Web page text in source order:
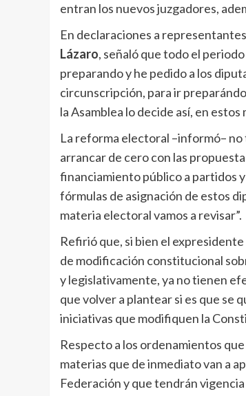
entran los nuevos juzgadores,
En declaraciones a
Lázaro, señaló que todo el
preparando y he pedido a los
circunscripción, para ir
la Asamblea lo decide así, en
La reforma electoral –informó– no
arrancar de cero con las
financiamiento público a partidos
fórmulas de asignación de estos
materia electoral vamos a revisar”.
Refirió que, si bien el
de modificación constitucional
y legislativamente, ya no tienen
que volver a plantear si es que se
iniciativas que modifiquen la
Respecto a los ordenamientos
materias que de inmediato van a
Federación y que tendrán